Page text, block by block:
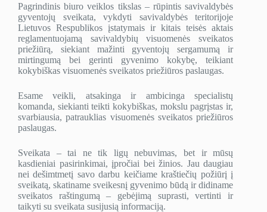
Pagrindinis biuro veiklos tikslas – rūpintis savivaldybės
gyventojų sveikata, vykdyti savivaldybės teritorijoje
Lietuvos Respublikos įstatymais ir kitais teisės aktais
reglamentuojamą savivaldybių visuomenės sveikatos
priežiūrą, siekiant mažinti gyventojų sergamumą ir
mirtingumą bei gerinti gyvenimo kokybę, teikiant
kokybiškas visuomenės sveikatos priežiūros paslaugas.
Esame veikli, atsakinga ir ambicinga specialistų
komanda, siekianti teikti kokybiškas, mokslu pagrįstas ir,
svarbiausia, patrauklias visuomenės sveikatos priežiūros
paslaugas.
Sveikata – tai ne tik ligų nebuvimas, bet ir mūsų
kasdieniai pasirinkimai, įpročiai bei žinios. Jau daugiau
nei dešimtmetį savo darbu keičiame kraštiečių požiūrį į
sveikatą, skatiname sveikesnį gyvenimo būdą ir didiname
sveikatos raštingumą – gebėjimą suprasti, vertinti ir
taikyti su sveikata susijusią informaciją.